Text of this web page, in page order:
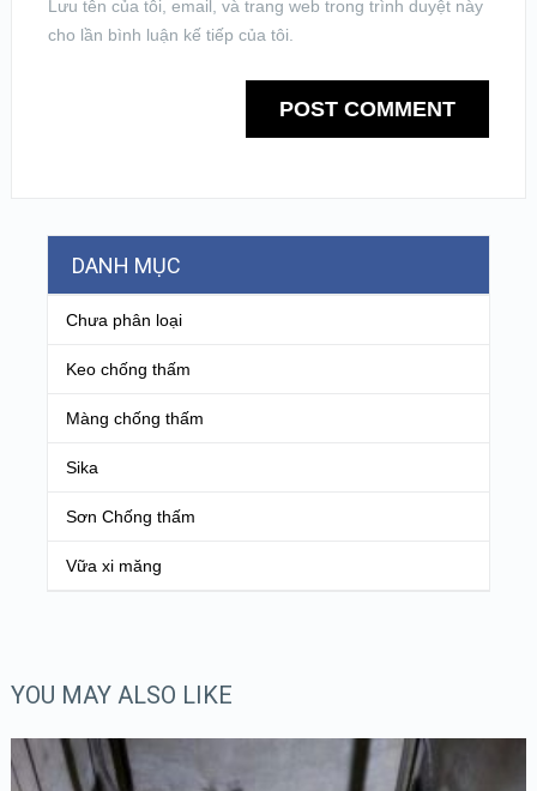
Lưu tên của tôi, email, và trang web trong trình duyệt này
cho lần bình luận kế tiếp của tôi.
DANH MỤC
Chưa phân loại
Keo chống thấm
Màng chống thấm
Sika
Sơn Chống thấm
Vữa xi măng
YOU MAY ALSO LIKE